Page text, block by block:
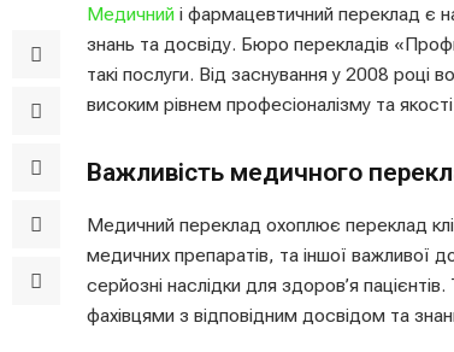
Медичний і фармацевтичний переклад є
знань та досвіду. Бюро перекладів
такі послуги. Від заснування у 2008 році
високим рівнем професіоналізму та
Важливість медичного
Медичний переклад охоплює переклад
медичних препаратів, та іншої важливої
серйозні наслідки для здоров’я
фахівцями з відповідним досвідом та